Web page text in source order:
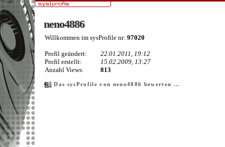
neno4886
neno4886
Willkommen im sysProfile nr: 97020
Profil geändert:
22.01.2011, 19:12
Profil erstellt:
15.02.2009, 13:27
Anzahl Views:
813
Das sysProfile von neno4886 bewerten ...